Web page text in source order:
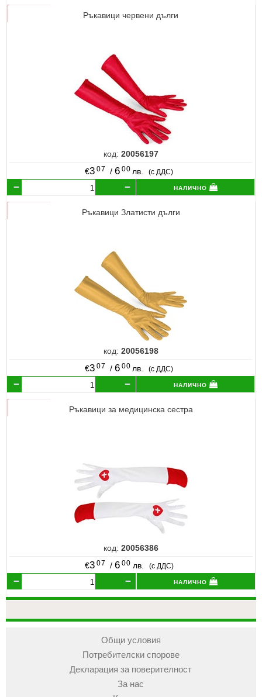
Ръкавици червени дълги
код: 20056197
€3 07 / 6 00 лв. (с ДДС)
налично
Ръкавици Златисти дълги
код: 20056198
€3 07 / 6 00 лв. (с ДДС)
налично
Ръкавици за медицинска сестра
код: 20056386
€3 07 /6 00 лв. (с ДДС)
налично
Общи условия
Потребителски спорове
Декларация за поверителност
За нас